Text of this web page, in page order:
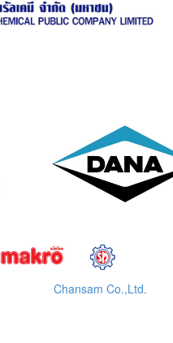
Chansam Co.,Ltd.